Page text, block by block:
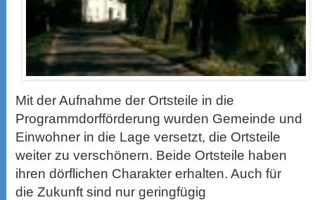
Mit der Aufnahme der Ortsteile in die
Programmdorfförderung wurden Gemeinde und
Einwohner in die Lage versetzt, die Ortsteile
weiter zu verschönern. Beide Ortsteile haben
ihren dörflichen Charakter erhalten. Auch für
die Zukunft sind nur geringfügig